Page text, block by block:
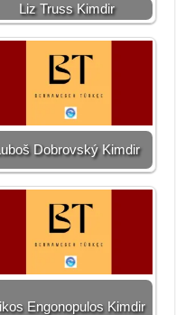
Liz Truss Kimdir
Dobrovský Kimdir
Engonopulos Kimdir